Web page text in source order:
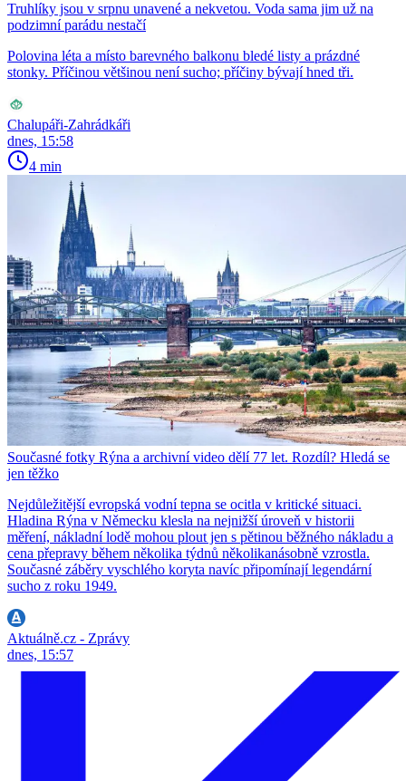
Truhlíky jsou v srpnu unavené a nekvetou. Voda sama jim už na
podzimní parádu nestačí
Polovina léta a místo barevného balkonu bledé listy a prázdné
stonky. Příčinou většinou není sucho; příčiny bývají hned tři.
Chalupáři-Zahrádkáři
dnes, 15:58
4 min
Současné fotky Rýna a archivní video dělí 77 let. Rozdíl? Hledá se
jen těžko
Nejdůležitější evropská vodní tepna se ocitla v kritické situaci.
Hladina Rýna v Německu klesla na nejnižší úroveň v historii
měření, nákladní lodě mohou plout jen s pětinou běžného nákladu a
cena přepravy během několika týdnů několikanásobně vzrostla.
Současné záběry vyschlého koryta navíc připomínají legendární
sucho z roku 1949.
Aktuálně.cz - Zprávy
dnes, 15:57